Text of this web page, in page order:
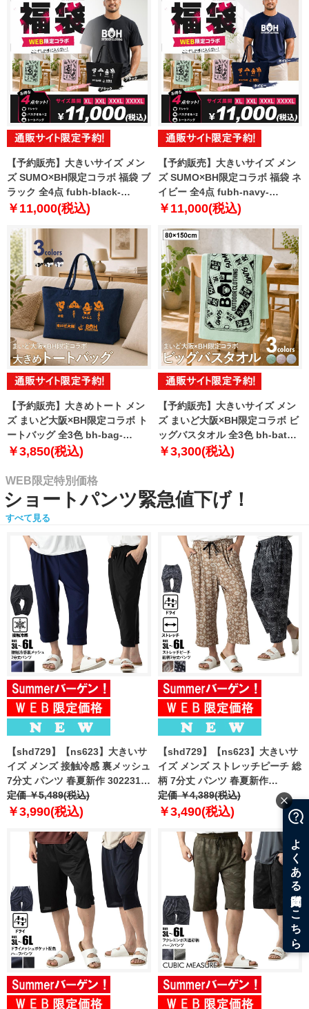
【予約販売】大きいサイズ メン
ズ SUMO×BH限定コラボ 福袋 ブ
ラック 全4点 fubh-black-
sumo999-b【10月下旬発送予
￥11,000(税込)
【予約販売】大きいサイズ メン
ズ SUMO×BH限定コラボ 福袋 ネ
イビー 全4点 fubh-navy-
sumo999-b【10月下旬発送予
￥11,000(税込)
【予約販売】大きめトート メン
ズ まいど大阪×BH限定コラボ ト
ートバッグ 全3色 bh-bag-
sumo999【10月下旬発送予定】
￥3,850(税込)
【予約販売】大きいサイズ メン
ズ まいど大阪×BH限定コラボ ビ
ッグバスタオル 全3色 bh-bath-
sumo999【10月下旬発送予定】
￥3,300(税込)
WEB限定特別価格
ショートパンツ緊急値下げ！
すべて見る
【shd729】【ns623】大きいサ
イズ メンズ 接触冷感 裏メッシュ
7分丈 パンツ 春夏新作 302231az
【fre】
定価 ￥5,489(税込)
￥3,990(税込)
【shd729】【ns623】大きいサ
イズ メンズ ストレッチピーチ 総
柄 7分丈 パンツ 春夏新作
302249az 【fre】
定価 ￥4,389(税込)
￥3,490(税込)